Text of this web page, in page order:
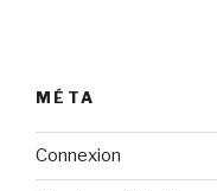
MÉTA
Connexion